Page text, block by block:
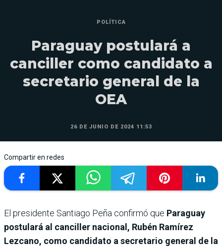
POLÍTICA
Paraguay postulará a
canciller como candidato a
secretario general de la
OEA
26 DE JUNIO DE 2024 11:53
Compartir en redes
El presidente Santiago Peña confirmó que Paraguay
postulará al canciller nacional, Rubén Ramírez
Lezcano, como candidato a secretario general de la